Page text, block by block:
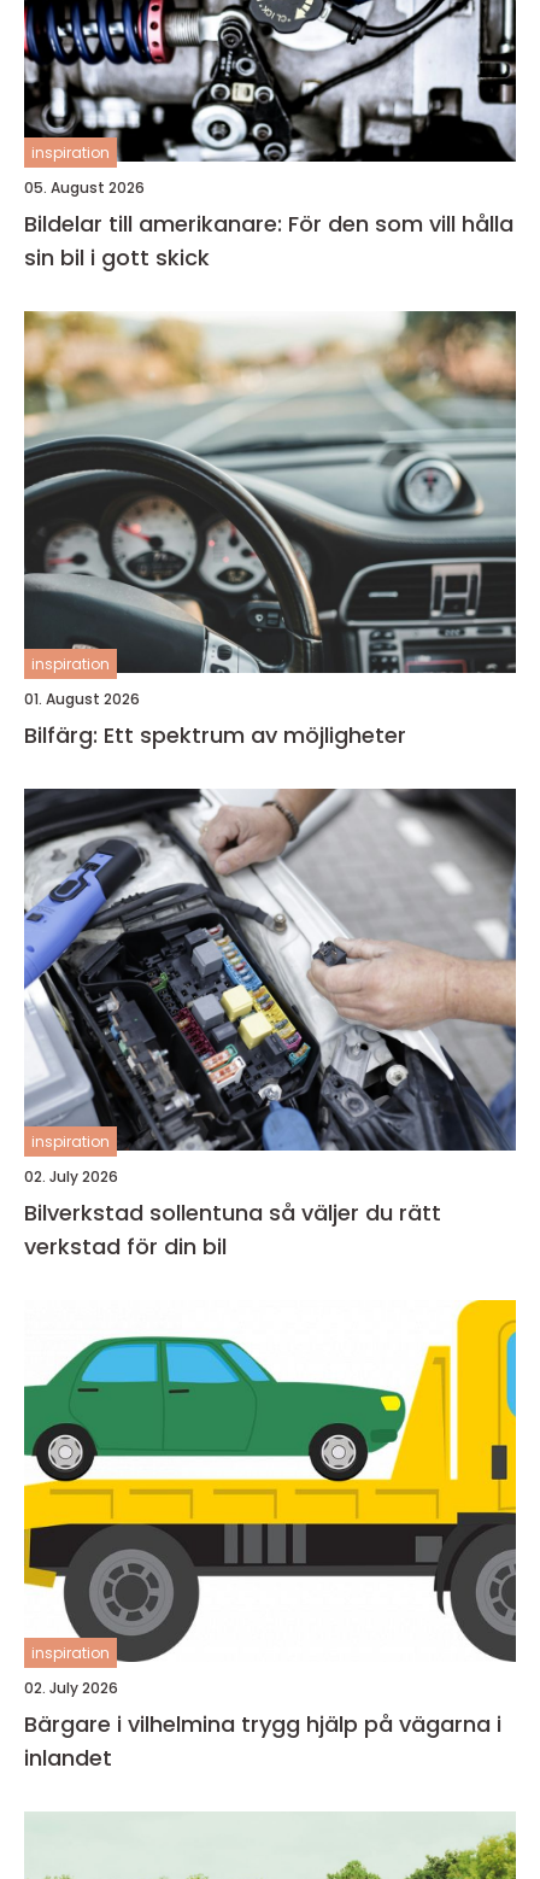
inspiration
05. August 2026
Bildelar till amerikanare: För den som vill hålla
sin bil i gott skick
inspiration
01. August 2026
Bilfärg: Ett spektrum av möjligheter
inspiration
02. July 2026
Bilverkstad sollentuna så väljer du rätt
verkstad för din bil
inspiration
02. July 2026
Bärgare i vilhelmina trygg hjälp på vägarna i
inlandet